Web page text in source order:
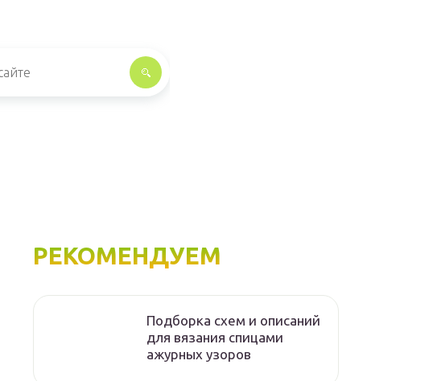
РЕКОМЕНДУЕМ
Подборка схем и описаний
для вязания спицами
ажурных узоров